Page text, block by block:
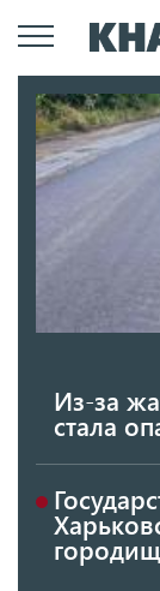
Из-за
стала